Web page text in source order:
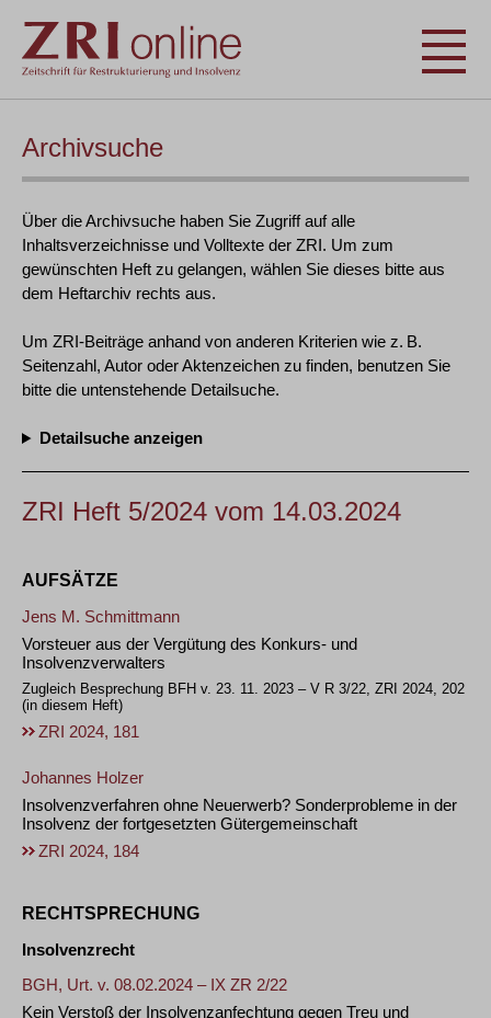
Archivsuche
Über die Archivsuche haben Sie Zugriff auf alle
Inhaltsverzeichnisse und Volltexte der ZRI. Um zum
gewünschten Heft zu gelangen, wählen Sie dieses bitte aus
dem Heftarchiv rechts aus.
Um ZRI-Beiträge anhand von anderen Kriterien wie z. B.
Seitenzahl, Autor oder Aktenzeichen zu finden, benutzen Sie
bitte die untenstehende Detailsuche.
Detailsuche
ZRI Heft 5/2024 vom 14.03.2024
AUFSÄTZE
Jens M. Schmittmann
Vorsteuer aus der Vergütung des Konkurs- und
Insolvenzverwalters
Zugleich Besprechung BFH v. 23. 11. 2023 – V R 3/22, ZRI 2024, 202
(in diesem Heft)
ZRI 2024, 181
Johannes Holzer
Insolvenzverfahren ohne Neuerwerb? Sonderprobleme in der
Insolvenz der fortgesetzten Gütergemeinschaft
ZRI 2024, 184
RECHTSPRECHUNG
Insolvenzrecht
BGH, Urt. v. 08.02.2024 – IX ZR 2/22
Kein Verstoß der Insolvenzanfechtung gegen Treu und